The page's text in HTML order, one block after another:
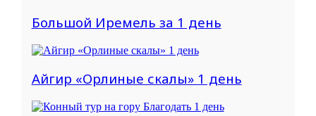
Большой Иремель за 1 день
Айгир «Орлиные скалы» 1 день